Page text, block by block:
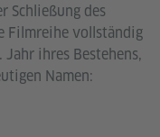
Schließung des
Filmreihe vollständig
Jahr ihres Bestehens,
Namen: